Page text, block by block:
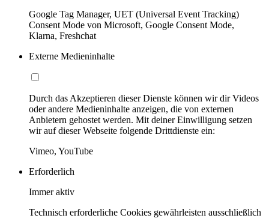
Google Tag Manager, UET (Universal Event Tracking)
Consent Mode von Microsoft, Google Consent Mode,
Klarna, Freshchat
Externe Medieninhalte
Durch das Akzeptieren dieser Dienste können wir dir Videos
oder andere Medieninhalte anzeigen, die von externen
Anbietern gehostet werden. Mit deiner Einwilligung setzen
wir auf dieser Webseite folgende Drittdienste ein:
Vimeo, YouTube
Erforderlich
Immer aktiv
Technisch erforderliche Cookies gewährleisten ausschließlich